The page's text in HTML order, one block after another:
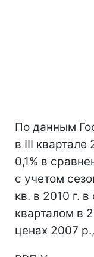
По данным
в IІI квартале
0,1% в
с учетом
кв. в 2010 г.
кварталом в
ценах 2007